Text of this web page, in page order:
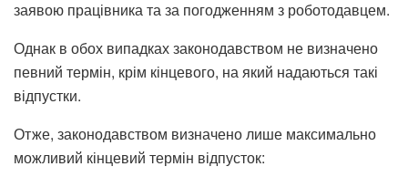
заявою працівника та за погодженням з роботодавцем.
Однак в обох випадках законодавством не визначено
певний термін, крім кінцевого, на який надаються такі
відпустки.
Отже, законодавством визначено лише максимально
можливий кінцевий термін відпусток: